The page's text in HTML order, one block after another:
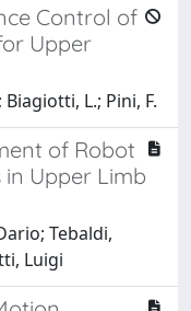
Control of
Upper
L.; Pini, F.
of Robot
Upper Limb
Tebaldi,
Luigi